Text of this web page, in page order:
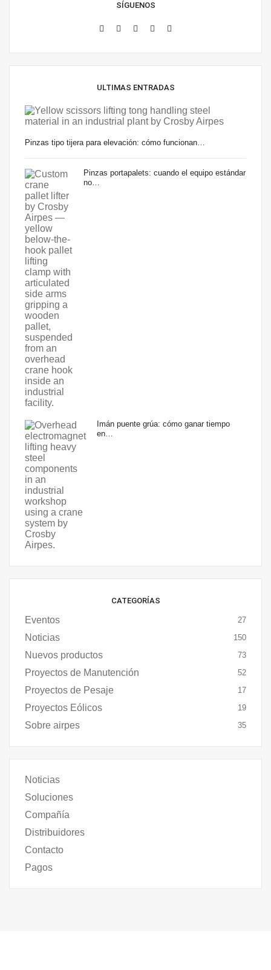
SÍGUENOS
ULTIMAS ENTRADAS
Pinzas tipo tijera para elevación: cómo funcionan…
Pinzas portapalets: cuando el equipo estándar
no…
Imán puente grúa: cómo ganar tiempo
en…
CATEGORÍAS
Eventos 27
Noticias 150
Nuevos productos 73
Proyectos de Manutención 52
Proyectos de Pesaje 17
Proyectos Eólicos 19
Sobre airpes 35
Noticias
Soluciones
Compañía
Distribuidores
Contacto
Pagos